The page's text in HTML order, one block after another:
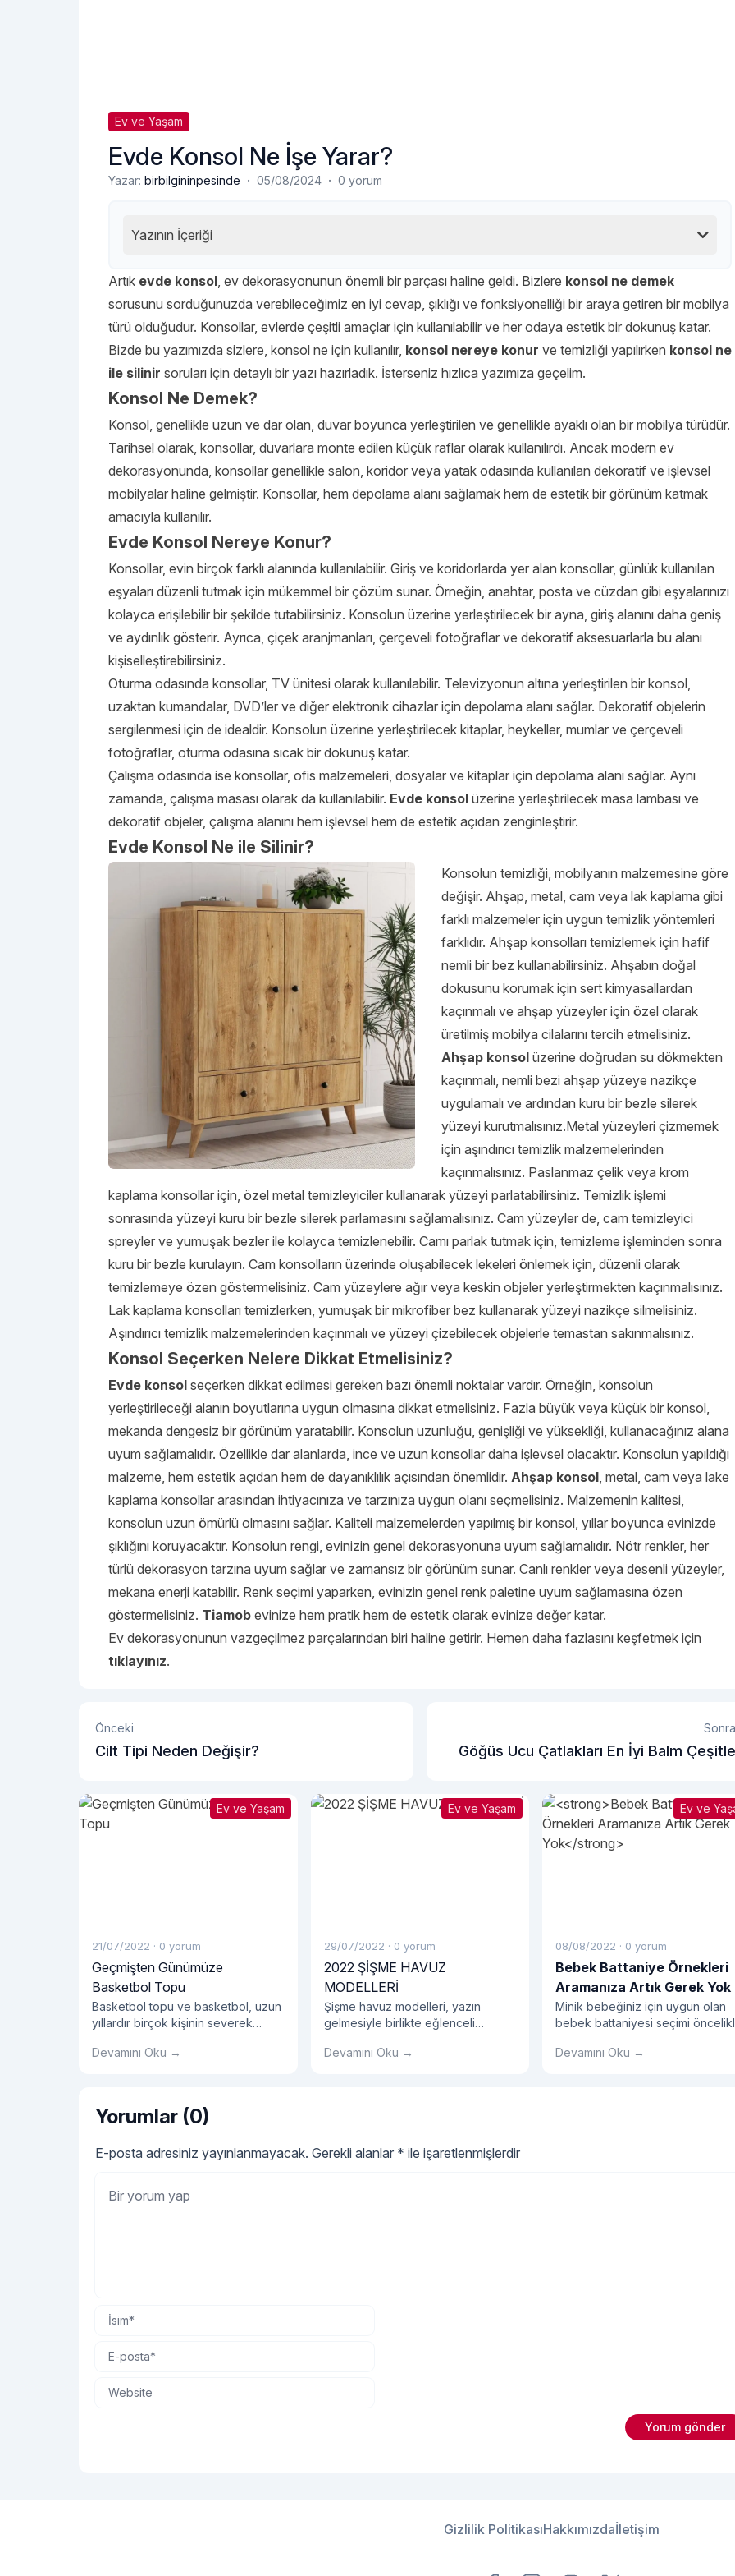
Ev ve Yaşam
Evde Konsol Ne İşe Yarar?
Yazar: birbilgininpesinde · 05/08/2024 · 0 yorum
Yazının İçeriği
Artık evde konsol, ev dekorasyonunun önemli bir parçası haline geldi. Bizlere konsol ne demek
sorusunu sorduğunuzda verebileceğimiz en iyi cevap, şıklığı ve fonksiyonelliği bir araya getiren bir mobilya
türü olduğudur. Konsollar, evlerde çeşitli amaçlar için kullanılabilir ve her odaya estetik bir dokunuş katar.
Bizde bu yazımızda sizlere, konsol ne için kullanılır, konsol nereye konur ve temizliği yapılırken konsol ne
ile silinir soruları için detaylı bir yazı hazırladık. İsterseniz hızlıca yazımıza geçelim.
Konsol Ne Demek?
Konsol, genellikle uzun ve dar olan, duvar boyunca yerleştirilen ve genellikle ayaklı olan bir mobilya türüdür.
Tarihsel olarak, konsollar, duvarlara monte edilen küçük raflar olarak kullanılırdı. Ancak modern ev
dekorasyonunda, konsollar genellikle salon, koridor veya yatak odasında kullanılan dekoratif ve işlevsel
mobilyalar haline gelmiştir. Konsollar, hem depolama alanı sağlamak hem de estetik bir görünüm katmak
amacıyla kullanılır.
Evde Konsol Nereye Konur?
Konsollar, evin birçok farklı alanında kullanılabilir. Giriş ve koridorlarda yer alan konsollar, günlük kullanılan
eşyaları düzenli tutmak için mükemmel bir çözüm sunar. Örneğin, anahtar, posta ve cüzdan gibi eşyalarınızı
kolayca erişilebilir bir şekilde tutabilirsiniz. Konsolun üzerine yerleştirilecek bir ayna, giriş alanını daha geniş
ve aydınlık gösterir. Ayrıca, çiçek aranjmanları, çerçeveli fotoğraflar ve dekoratif aksesuarlarla bu alanı
kişiselleştirebilirsiniz.
Oturma odasında konsollar, TV ünitesi olarak kullanılabilir. Televizyonun altına yerleştirilen bir konsol,
uzaktan kumandalar, DVD’ler ve diğer elektronik cihazlar için depolama alanı sağlar. Dekoratif objelerin
sergilenmesi için de idealdir. Konsolun üzerine yerleştirilecek kitaplar, heykeller, mumlar ve çerçeveli
fotoğraflar, oturma odasına sıcak bir dokunuş katar.
Çalışma odasında ise konsollar, ofis malzemeleri, dosyalar ve kitaplar için depolama alanı sağlar. Aynı
zamanda, çalışma masası olarak da kullanılabilir. Evde konsol üzerine yerleştirilecek masa lambası ve
dekoratif objeler, çalışma alanını hem işlevsel hem de estetik açıdan zenginleştirir.
Evde Konsol Ne ile Silinir?
Konsolun temizliği, mobilyanın malzemesine göre
değişir. Ahşap, metal, cam veya lak kaplama gibi
farklı malzemeler için uygun temizlik yöntemleri
farklıdır. Ahşap konsolları temizlemek için hafif
nemli bir bez kullanabilirsiniz. Ahşabın doğal
dokusunu korumak için sert kimyasallardan
kaçınmalı ve ahşap yüzeyler için özel olarak
üretilmiş mobilya cilalarını tercih etmelisiniz.
Ahşap konsol üzerine doğrudan su dökmekten
kaçınmalı, nemli bezi ahşap yüzeye nazikçe
uygulamalı ve ardından kuru bir bezle silerek
yüzeyi kurutmalısınız.Metal yüzeyleri çizmemek
için aşındırıcı temizlik malzemelerinden
kaçınmalısınız. Paslanmaz çelik veya krom
kaplama konsollar için, özel metal temizleyiciler kullanarak yüzeyi parlatabilirsiniz. Temizlik işlemi
sonrasında yüzeyi kuru bir bezle silerek parlamasını sağlamalısınız. Cam yüzeyler de, cam temizleyici
spreyler ve yumuşak bezler ile kolayca temizlenebilir. Camı parlak tutmak için, temizleme işleminden sonra
kuru bir bezle kurulayın. Cam konsolların üzerinde oluşabilecek lekeleri önlemek için, düzenli olarak
temizlemeye özen göstermelisiniz. Cam yüzeylere ağır veya keskin objeler yerleştirmekten kaçınmalısınız.
Lak kaplama konsolları temizlerken, yumuşak bir mikrofiber bez kullanarak yüzeyi nazikçe silmelisiniz.
Aşındırıcı temizlik malzemelerinden kaçınmalı ve yüzeyi çizebilecek objelerle temastan sakınmalısınız.
Konsol Seçerken Nelere Dikkat Etmelisiniz?
Evde konsol seçerken dikkat edilmesi gereken bazı önemli noktalar vardır. Örneğin, konsolun
yerleştirileceği alanın boyutlarına uygun olmasına dikkat etmelisiniz. Fazla büyük veya küçük bir konsol,
mekanda dengesiz bir görünüm yaratabilir. Konsolun uzunluğu, genişliği ve yüksekliği, kullanacağınız alana
uyum sağlamalıdır. Özellikle dar alanlarda, ince ve uzun konsollar daha işlevsel olacaktır. Konsolun yapıldığı
malzeme, hem estetik açıdan hem de dayanıklılık açısından önemlidir. Ahşap konsol, metal, cam veya lake
kaplama konsollar arasından ihtiyacınıza ve tarzınıza uygun olanı seçmelisiniz. Malzemenin kalitesi,
konsolun uzun ömürlü olmasını sağlar. Kaliteli malzemelerden yapılmış bir konsol, yıllar boyunca evinizde
şıklığını koruyacaktır. Konsolun rengi, evinizin genel dekorasyonuna uyum sağlamalıdır. Nötr renkler, her
türlü dekorasyon tarzına uyum sağlar ve zamansız bir görünüm sunar. Canlı renkler veya desenli yüzeyler,
mekana enerji katabilir. Renk seçimi yaparken, evinizin genel renk paletine uyum sağlamasına özen
göstermelisiniz. Tiamob evinize hem pratik hem de estetik olarak evinize değer katar.
Ev dekorasyonunun vazgeçilmez parçalarından biri haline getirir. Hemen daha fazlasını keşfetmek için
tıklayınız.
Önceki
Cilt Tipi Neden Değişir? Göğüs Ucu Çatlakları En İyi Balm
Ev ve Yaşam
21/07/2022 · 0 yorum
Geçmişten Günümüze
Basketbol Topu
Basketbol topu ve basketbol, ​​uzun
yıllardır birçok kişinin severek
ve profesyonellerin oynadığı takım
Devamını Oku →
Ev ve Yaşam
29/07/2022 · 0 yorum
2022 ŞİŞME HAVUZ
MODELLERİ
Şişme havuz modelleri, yazın
gelmesiyle birlikte eğlenceli
ürünlerdendir.
Devamını Oku →
Ev ve
08/08/2022 · 0 yorum
Bebek Battaniye Örnekleri
Aramanıza Artık Gerek Yok
Minik bebeğiniz için uygun olan
bebek battaniyesi seçimi
seçilmeli.
Devamını Oku →
Yorumlar (0)
E-posta adresiniz yayınlanmayacak. Gerekli alanlar * ile işaretlenmişlerdir
Gizlilik PolitikasıHakkımızdaİletişim